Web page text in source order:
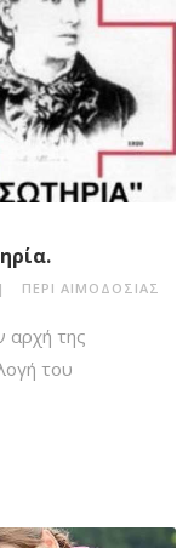
ΠΕΡΊ ΑΙΜΟΔΟΣΊΑΣ
αρχή της
του